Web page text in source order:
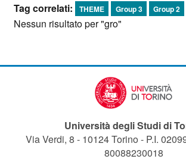
Tag correlati: THEME Group 3 Group 2
Nessun risultato per "gro"
Università degli Studi di
Via Verdi, 8 - 10124 Torino - P.I.
80088230018